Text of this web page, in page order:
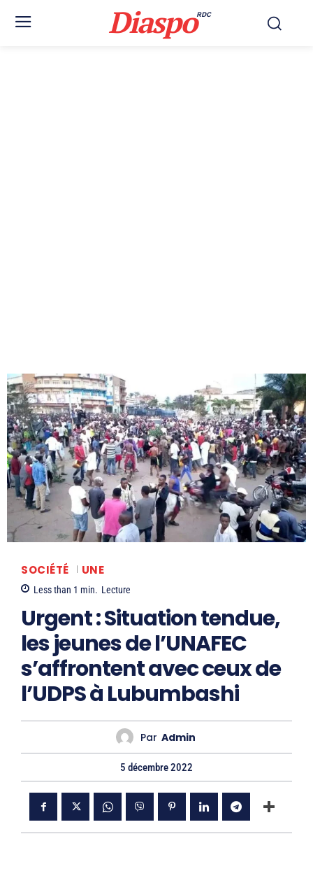
DiaspoRDC
SOCIÉTÉ UNE
Less than 1 min. Lecture
Urgent : Situation tendue,
les jeunes de l’UNAFEC
s’affrontent avec ceux de
l’UDPS à Lubumbashi
Par Admin
5 décembre 2022